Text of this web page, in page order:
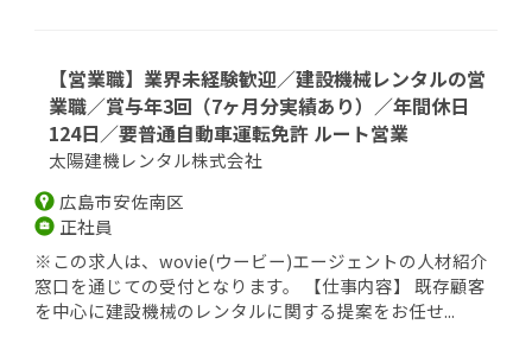
【営業職】業界未経験歓迎／建設機械レンタルの営
業職／賞与年3回（7ヶ月分実績あり）／年間休日
124日／要普通自動車運転免許 ルート営業
太陽建機レンタル株式会社
広島市安佐南区
正社員
※この求人は、wovie(ウービー)エージェントの人材紹介
窓口を通じての受付となります。 【仕事内容】 既存顧客
を中心に建設機械のレンタルに関する提案をお任せ...